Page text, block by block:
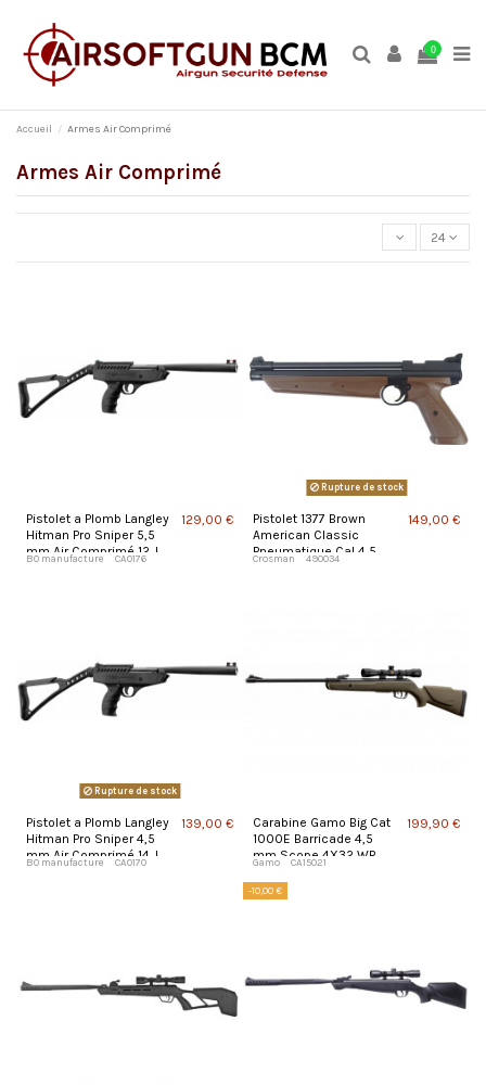
0
Accueil Armes Air Comprimé
Armes Air Comprimé
24
Pistolet a Plomb Langley
Hitman Pro Sniper 5,5
mm Air Comprimé 12 J
BO manufacture CA0176
129,00 €
Rupture de stock
Pistolet 1377 Brown
American Classic
Pneumatique Cal 4,5
Crosman 490034
149,00 €
Rupture de stock
Pistolet a Plomb Langley
Hitman Pro Sniper 4,5
mm Air Comprimé 14 J
BO manufacture CA0170
139,00 €
Carabine Gamo Big Cat
1000E Barricade 4,5
mm Scope 4X32 WR
20J
Gamo CA15021
199,90 €
-10,00 €